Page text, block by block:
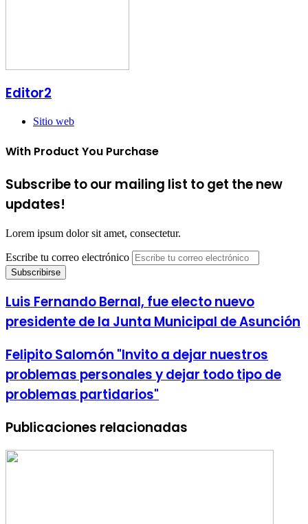
Editor2
Sitio web
With Product You Purchase
Subscribe to our mailing list to get the new
updates!
Lorem ipsum dolor sit amet, consectetur.
Escribe tu correo electrónico
Luis Fernando Bernal, fue electo nuevo
presidente de la Junta Municipal de Asunción
Felipito Salomón "Invito a dejar nuestros
problemas personales y dejar todo tipo de
problemas partidarios"
Publicaciones relacionadas